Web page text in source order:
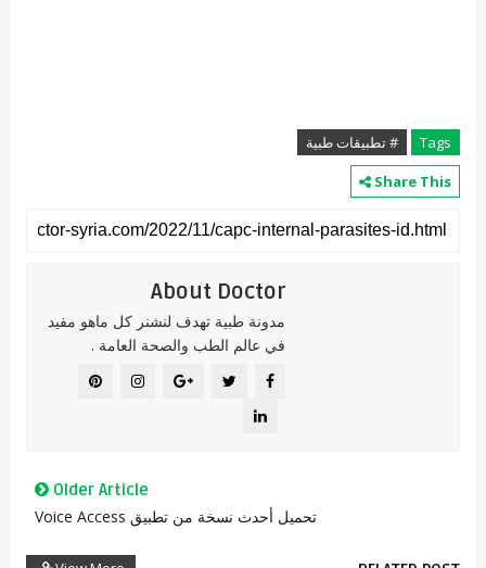
Tags
# تطبيقات طبية
Share This
About Doctor
مدونة طبية تهدف لنشنر كل ماهو مفيد
في عالم الطب والصحة العامة .
Older Article
تحميل أحدث نسخة من تطبيق Voice Access